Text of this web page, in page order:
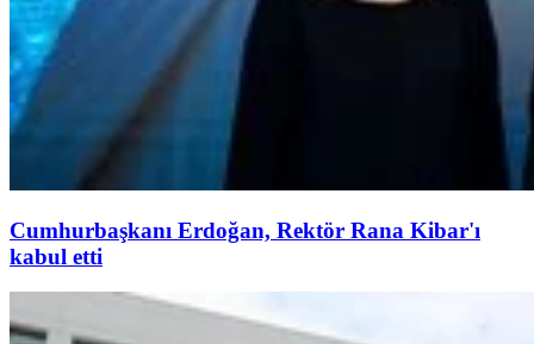
Cumhurbaşkanı Erdoğan, Rektör Rana Kibar'ı
kabul etti